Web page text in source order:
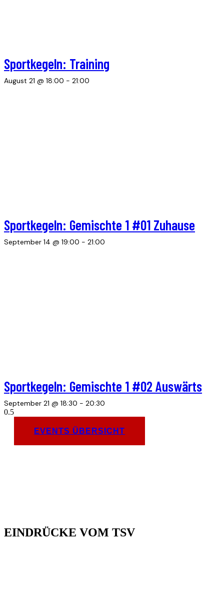
Sportkegeln: Training
August 21 @ 18:00 - 21:00
Sportkegeln: Gemischte 1 #01 Zuhause
September 14 @ 19:00 - 21:00
Sportkegeln: Gemischte 1 #02 Auswärts
September 21 @ 18:30 - 20:30
EVENTS ÜBERSICHT
EINDRÜCKE VOM TSV